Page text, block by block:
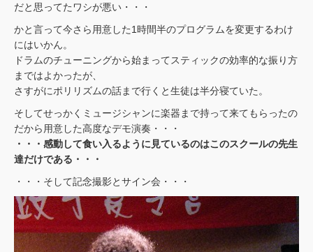
だと思ってたワシが悪い・・・
かと言って今さら用意した1時間半のプログラムを変更するわけ
にはいかん。
ドラムのチューニングから始まってスティックの効率的な振り方
まではよかったが、
さすがにポリリズムの話まで行くと生徒は半分寝ていた。
そしてせっかくミュージシャンに楽器まで持って来てもらったの
だから用意した高度なデモ演奏・・・
・・・感動して食い入るように見ているのはこのスクールの先生
達だけである・・・
・・・そして記念撮影とサイン会・・・